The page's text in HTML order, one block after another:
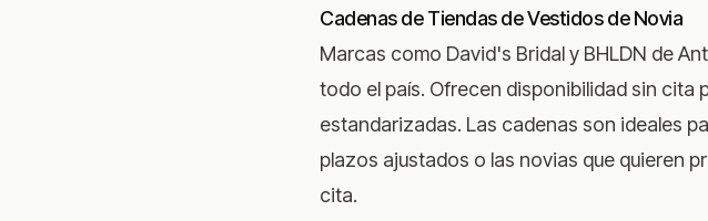
Cadenas de Tiendas de Vestidos de Novia
Marcas como David's Bridal y BHLDN de
todo el país. Ofrecen disponibilidad sin cita
estandarizadas. Las cadenas son ideales
plazos ajustados o las novias que quieren
cita.